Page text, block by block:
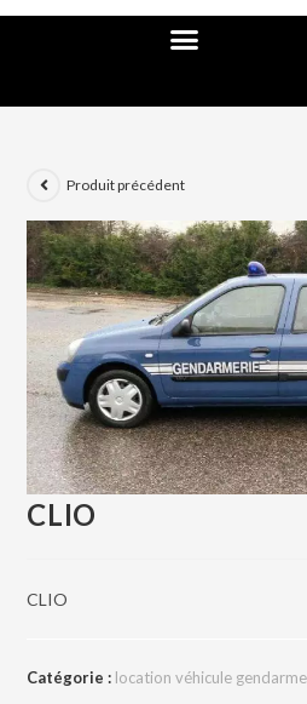
Produit précédent
CLIO
CLIO
Catégorie : location véhicule